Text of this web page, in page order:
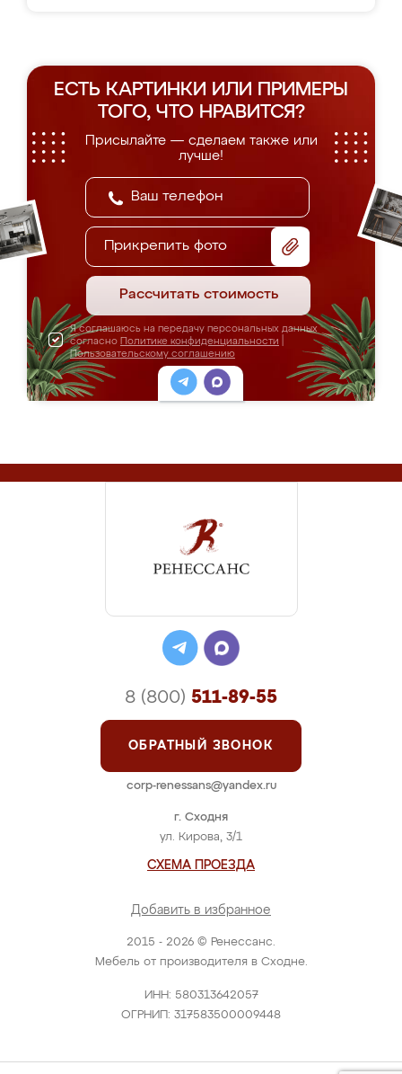
ЕСТЬ КАРТИНКИ ИЛИ ПРИМЕРЫ
ТОГО, ЧТО НРАВИТСЯ?
Присылайте — сделаем также или
лучше!
Прикрепить фото
Рассчитать стоимость
Я соглашаюсь на передачу персональных данных
согласно Политике конфиденциальности
Пользовательскому соглашению
2015 - 2026 © Ренессанс.
Мебель от производителя в Сходне.
ИНН: 580313642057
ОГРНИП: 317583500009448
г. Сходня
ул. Кирова, 3/1
СХЕМА ПРОЕЗДА
Добавить в избранное
8 (800) 511-89-55
ОБРАТНЫЙ ЗВОНОК
corp-renessans@yandex.ru